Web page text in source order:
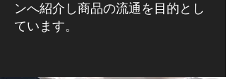
ンへ紹介し商品の流通を目的とし
ています。